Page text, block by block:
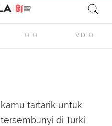
FOTO VIDEO
tartarik untuk
di Turki